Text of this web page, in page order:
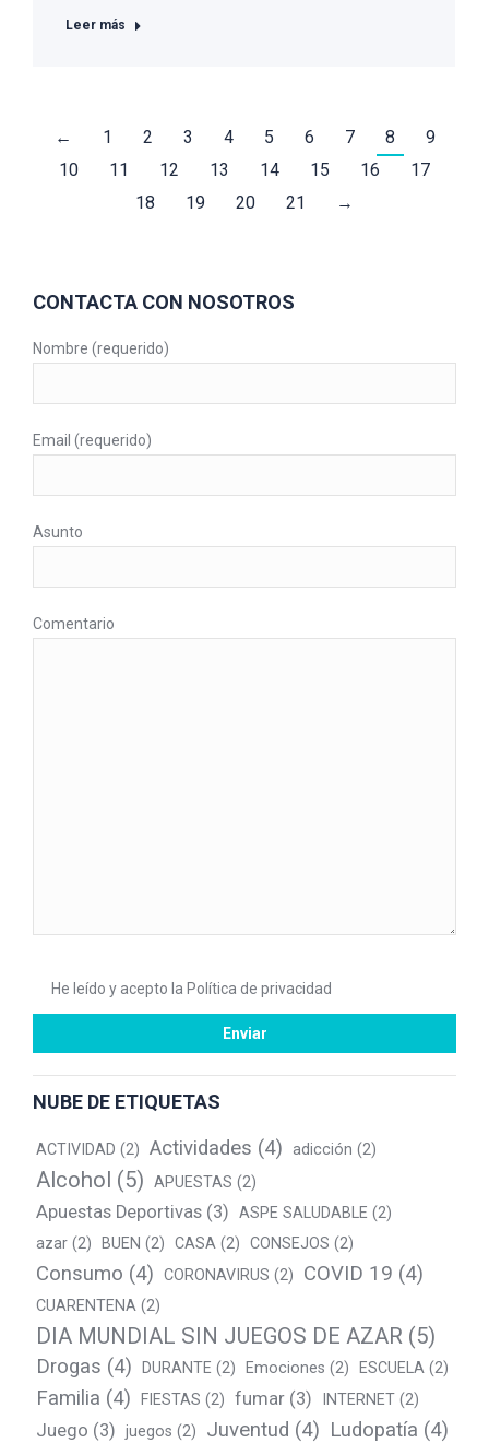
Leer más
← 1 2 3 4 5 6 7 8
9
10
11 12 13 14 15 16
17
18
19 20 21 →
CONTACTA CON NOSOTROS
Nombre (requerido)
Email (requerido)
Asunto
Comentario
He leído y acepto la Política de privacidad
NUBE DE ETIQUETAS
ACTIVIDAD (2) Actividades (4) adicción (2)
Alcohol (5) APUESTAS (2)
Apuestas Deportivas (3) ASPE SALUDABLE (2)
azar (2) BUEN (2) CASA (2) CONSEJOS (2)
Consumo (4) CORONAVIRUS (2) COVID 19 (4)
CUARENTENA (2)
DIA MUNDIAL SIN JUEGOS DE AZAR (5)
Drogas (4) DURANTE (2) Emociones (2) ESCUELA (2)
Familia (4) FIESTAS (2) fumar (3) INTERNET (2)
Juego (3) juegos (2) Juventud (4) Ludopatía (4)